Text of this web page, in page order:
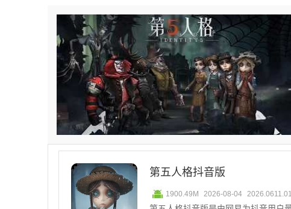
第五人格抖音版
1900.49M 2026-08-04